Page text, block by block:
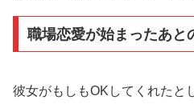
職場恋愛が始まったあと
彼女がもしもOKしてくれたと